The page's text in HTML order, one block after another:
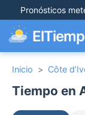
Pronósticos
Inicio > Côte
Tiempo en